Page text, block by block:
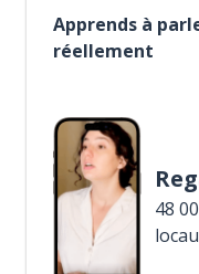
Apprends à
réellement
48